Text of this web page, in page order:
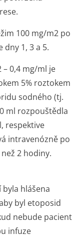
100 mg/m2 po
dny 1, 3 a 5.
– 0,4 mg/ml je
5% roztokem
sodného (tj.
ml rozpouštědla
respektive
intravenózně po
2 hodiny.
hlášena
byl etoposid
nebude pacient
infuze